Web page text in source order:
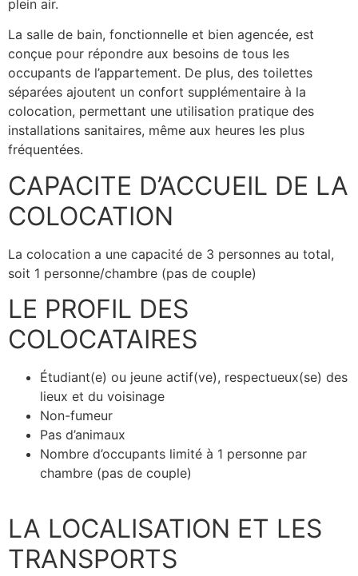
plein air.
La salle de bain, fonctionnelle et bien agencée, est
conçue pour répondre aux besoins de tous les
occupants de l’appartement. De plus, des toilettes
séparées ajoutent un confort supplémentaire à la
colocation, permettant une utilisation pratique des
installations sanitaires, même aux heures les plus
fréquentées.
CAPACITE D’ACCUEIL DE LA
COLOCATION
La colocation a une capacité de 3 personnes au total,
soit 1 personne/chambre (pas de couple)
LE PROFIL DES
COLOCATAIRES
Étudiant(e) ou jeune actif(ve), respectueux(se) des
lieux et du voisinage
Non-fumeur
Pas d’animaux
Nombre d’occupants limité à 1 personne par
chambre (pas de couple)
LA LOCALISATION ET LES
TRANSPORTS